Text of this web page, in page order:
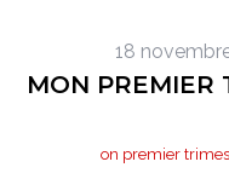
18
MON PREMIER